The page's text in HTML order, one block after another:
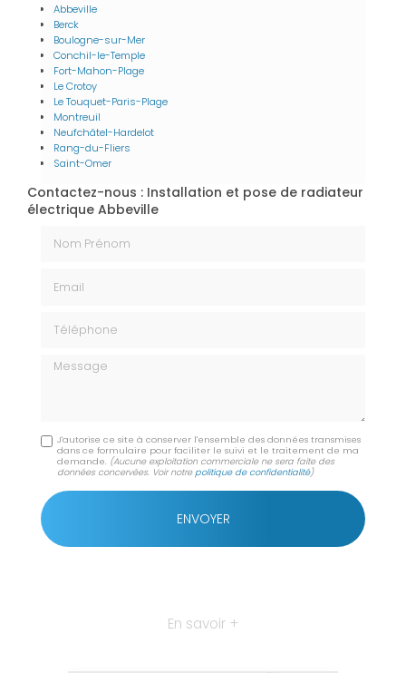
Abbeville
Berck
Boulogne-sur-Mer
Conchil-le-Temple
Fort-Mahon-Plage
Le Crotoy
Le Touquet-Paris-Plage
Montreuil
Neufchâtel-Hardelot
Rang-du-Fliers
Saint-Omer
Contactez-nous : Installation et pose de radiateur
électrique Abbeville
Message
J'autorise ce site à conserver l'ensemble des données transmises
dans ce formulaire pour faciliter le suivi et le traitement de ma
demande. (Aucune exploitation commerciale ne sera faite des
données concervées. Voir notrepolitique de confidentialité)
En savoir +